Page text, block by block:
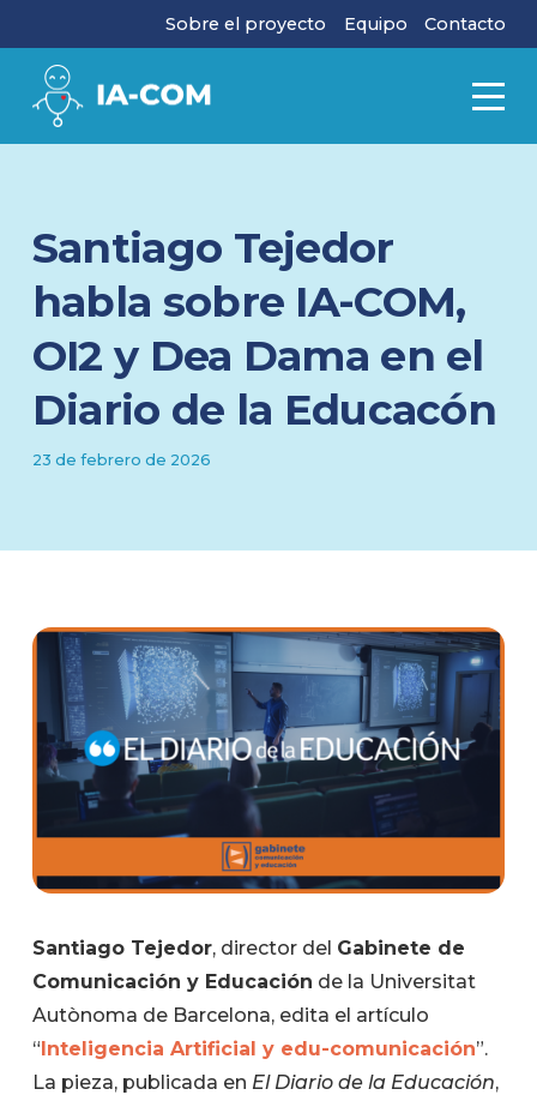
Sobre el proyecto Equipo Contacto
Santiago Tejedor
habla sobre IA-COM,
OI2 y Dea Dama en el
Diario de la Educacón
23 de febrero de 2026
Santiago Tejedor, director del Gabinete de
Comunicación y Educación de la Universitat
Autònoma de Barcelona, edita el artículo
“Inteligencia Artificial y edu-comunicación”.
La pieza, publicada en El Diario de la Educación,